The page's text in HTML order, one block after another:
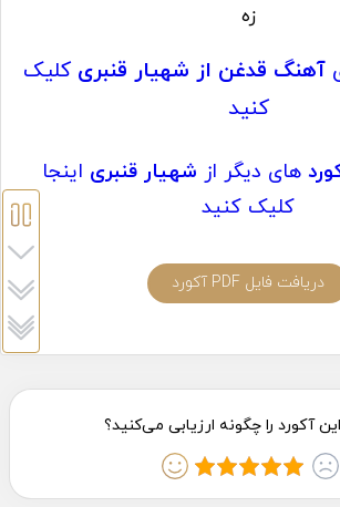
زه
آهنگ قدغن از شهیار قنبری کلیک
کنید
های دیگر از شهیار قنبری اینجا
کلیک کنید
دریافت فایل PDF آکورد